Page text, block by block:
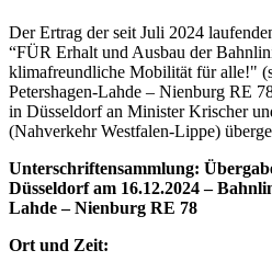
Der Ertrag der seit Juli 2024
“FÜR Erhalt und Ausbau der
klimafreundliche Mobilität für alle!"
Petershagen-Lahde – Nienburg RE
in Düsseldorf an Minister Krischer
(Nahverkehr Westfalen-Lippe)
Unterschriftensammlung:
Düsseldorf am 16.12.2024 –
Lahde – Nienburg RE 78
Ort und Zeit: